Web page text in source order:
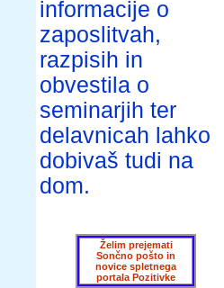
informacije o
zaposlitvah,
razpisih in
obvestila o
seminarjih ter
delavnicah lahko
dobivaš tudi na
dom.
Želim prejemati
Sončno pošto in
novice spletnega
portala Pozitivke